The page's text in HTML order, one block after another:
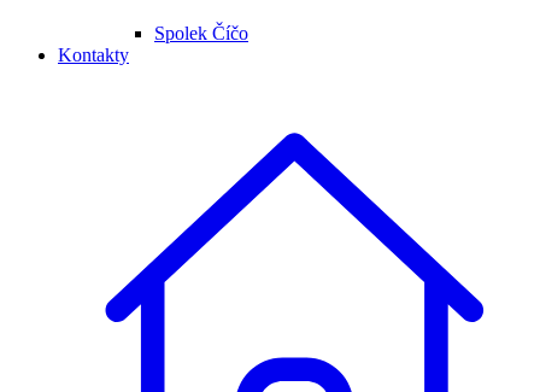
Spolek Číčo
Kontakty